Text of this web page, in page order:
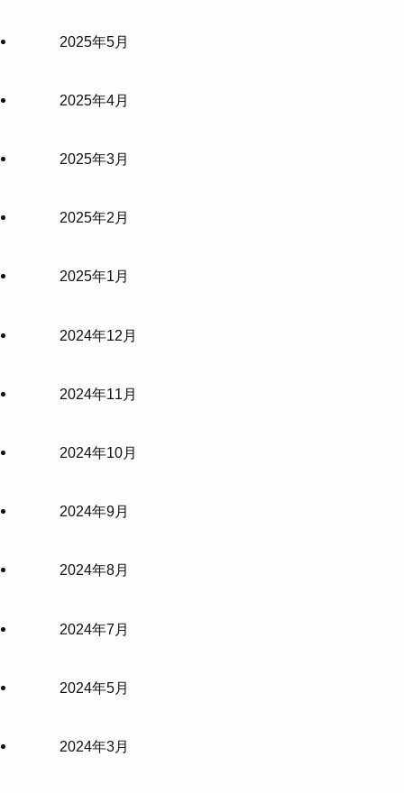
2025年5月
2025年4月
2025年3月
2025年2月
2025年1月
2024年12月
2024年11月
2024年10月
2024年9月
2024年8月
2024年7月
2024年5月
2024年3月